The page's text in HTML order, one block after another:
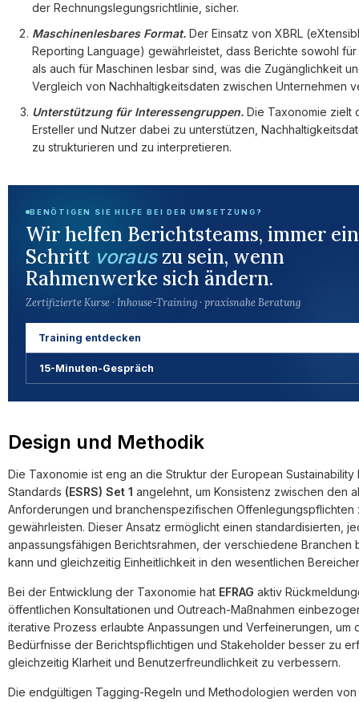
der Rechnungslegungsrichtlinie, sicher.
Maschinenlesbares Format. Der Einsatz von XBRL
Reporting Language) gewährleistet, dass Berichte sowohl
als auch für Maschinen lesbar sind, was die Zugänglichkeit
Vergleich von Nachhaltigkeitsdaten zwischen Unternehmen
Unterstützung für Interessengruppen. Die Taxonomie zielt
Ersteller und Nutzer dabei zu unterstützen,
zu strukturieren und zu interpretieren.
BENÖTIGEN SIE HILFE BEI DER UMSETZUNG?
Wir helfen Berichtsteams, immer
Schritt vorauszu sein, wenn
Rahmenwerke sich ändern.
Zertifizierte Kurse · Inhouse-Training · praxisnahe Beratung
Training entdecken
15-Minuten-Gespräch
Design und Methodik
Die Taxonomie ist eng an die Struktur der European Sustainability
Standards (ESRS) Set 1 angelehnt, um Konsistenz zwischen den
Anforderungen und branchenspezifischen Offenlegungspflichten
gewährleisten. Dieser Ansatz ermöglicht einen standardisierten,
anpassungsfähigen Berichtsrahmen, der verschiedene Branchen
kann und gleichzeitig Einheitlichkeit in den wesentlichen
Bei der Entwicklung der Taxonomie hat EFRAG aktiv
öffentlichen Konsultationen und Outreach-Maßnahmen
iterative Prozess erlaubte Anpassungen und Verfeinerungen, um
Bedürfnisse der Berichtspflichtigen und Stakeholder besser zu
gleichzeitig Klarheit und Benutzerfreundlichkeit zu verbessern.
Die endgültigen Tagging-Regeln und Methodologien werden